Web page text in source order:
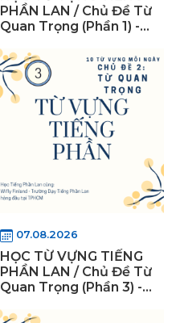
PHẦN LAN / Chủ Đề Từ
Quan Trọng (Phần 1) -
07.08.2026
HỌC TỪ VỰNG TIẾNG
PHẦN LAN / Chủ Đề Từ
Quan Trọng (Phần 3) -